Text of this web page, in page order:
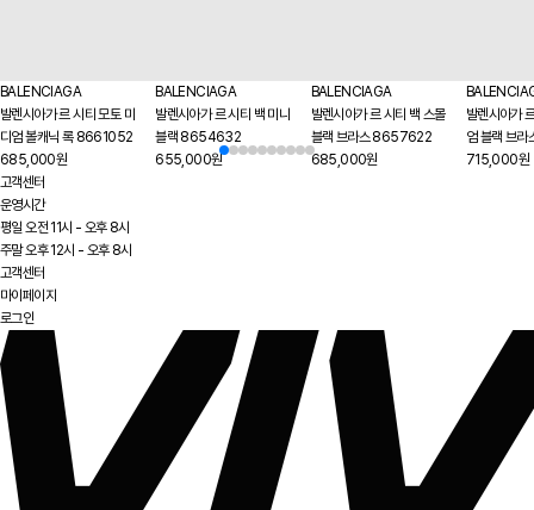
BALENCIAGA
발렌시아가 르 시티 모토 미
디엄 볼캐닉 록 8661052
685,000원
BALENCIAGA
발렌시아가 르 시티 백 미니
블랙 8654632
655,000원
BALENCIAGA
발렌시아가 르 시티 백 스몰
블랙 브라스 8657622
685,000원
발렌시아가
엄 블랙 브
715,000원
고객센터
운영시간
평일 오전 11시 - 오후 8시
주말 오후 12시 - 오후 8시
고객센터
마이페이지
로그인